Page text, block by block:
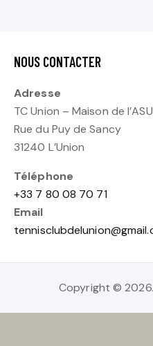
NOUS CONTACTER
Adresse
TC Union – Maison de l’ASU
Rue du Puy de Sancy
31240 L’Union
Téléphone
+33 7 80 08 70 71
Email
Copyright ©